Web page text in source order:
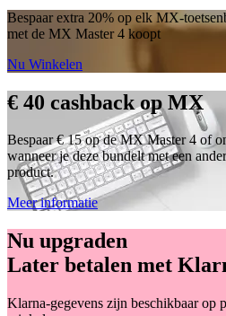
Bespaar extra 20% op elk MX-
met de MX Master 4 koopt
Nu Winkelen
€ 40 cashback op MX
Bespaar € 15 op de MX Master 4 of
wanneer je deze bundelt met een
product.
Meer informatie
Nu upgraden
Later betalen met
Klarna-gegevens zijn beschikbaar op